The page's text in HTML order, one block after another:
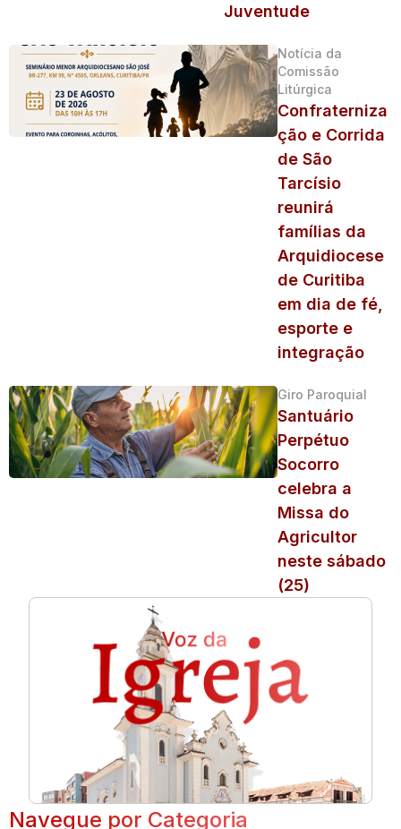
Juventude
Notícia da
Comissão
Litúrgica
Confraterniza
ção e Corrida
de São
Tarcísio
reunirá
famílias da
Arquidiocese
de Curitiba
em dia de fé,
esporte e
integração
Giro Paroquial
Santuário
Perpétuo
Socorro
celebra a
Missa do
Agricultor
neste sábado
(25)
Navegue por Categoria